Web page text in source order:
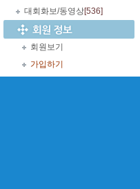
대회화보/동영상[536]
회원보기
가입하기